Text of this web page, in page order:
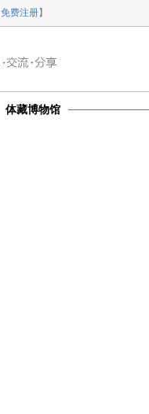
免费注册】
体藏博物馆